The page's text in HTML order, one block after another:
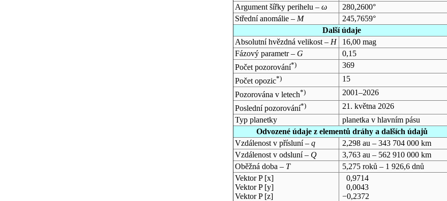
Argument šířky perihelu – ω
280,2600°
Střední anomálie – M
245,7659°
Další údaje
Absolutní hvězdná velikost – H
16,00 mag
Fázový parametr – G
0,15
Počet pozorování*)
369
Počet opozic*)
15
Pozorována v letech*)
2001–2026
Poslední pozorování*)
21. května 2026
Typ planetky
planetka v hlavním pásu
Odvozené údaje z elementů dráhy a dalších údajů
Vzdálenost v přísluní – q
2,298 au – 343 704 000 km
Vzdálenost v odsluní – Q
3,763 au – 562 910 000 km
Oběžná doba – T
5,275 roků – 1 926,6 dnů
Vektor P [x]
Vektor P [y]
Vektor P [z]
0,9714
0,0043
−0,2372